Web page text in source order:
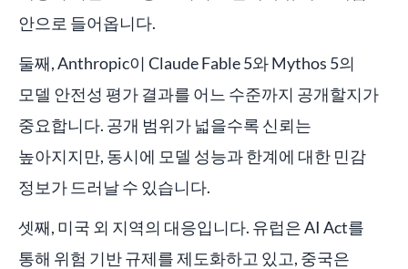
안으로 들어옵니다.
둘째, Anthropic이 Claude Fable 5와 Mythos 5의
모델 안전성 평가 결과를 어느 수준까지 공개할지가
중요합니다. 공개 범위가 넓을수록 신뢰는
높아지지만, 동시에 모델 성능과 한계에 대한 민감
정보가 드러날 수 있습니다.
셋째, 미국 외 지역의 대응입니다. 유럽은 AI Act를
통해 위험 기반 규제를 제도화하고 있고, 중국은